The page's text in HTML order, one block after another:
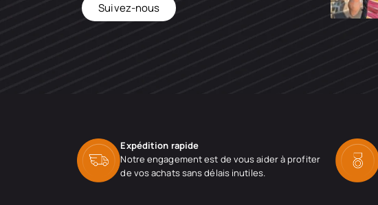
Suivez-nous
Expédition rapide
Notre engagement est de vous aider à profiter
de vos achats sans délais inutiles.